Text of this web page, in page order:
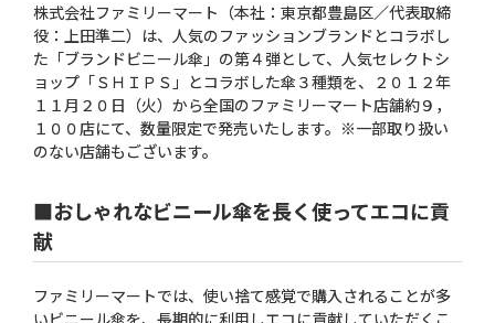
株式会社ファミリーマート（本社：東京都豊島区／代表取締
役：上田準二）は、人気のファッションブランドとコラボし
た「ブランドビニール傘」の第４弾として、人気セレクトシ
ョップ「ＳＨＩＰＳ」とコラボした傘３種類を、２０１２年
１１月２０日（火）から全国のファミリーマート店舗約９，
１００店にて、数量限定で発売いたします。※一部取り扱い
のない店舗もございます。
■おしゃれなビニール傘を長く使ってエコに貢
献
ファミリーマートでは、使い捨て感覚で購入されることが多
いビニール傘を、長期的に利用しエコに貢献していただくこ